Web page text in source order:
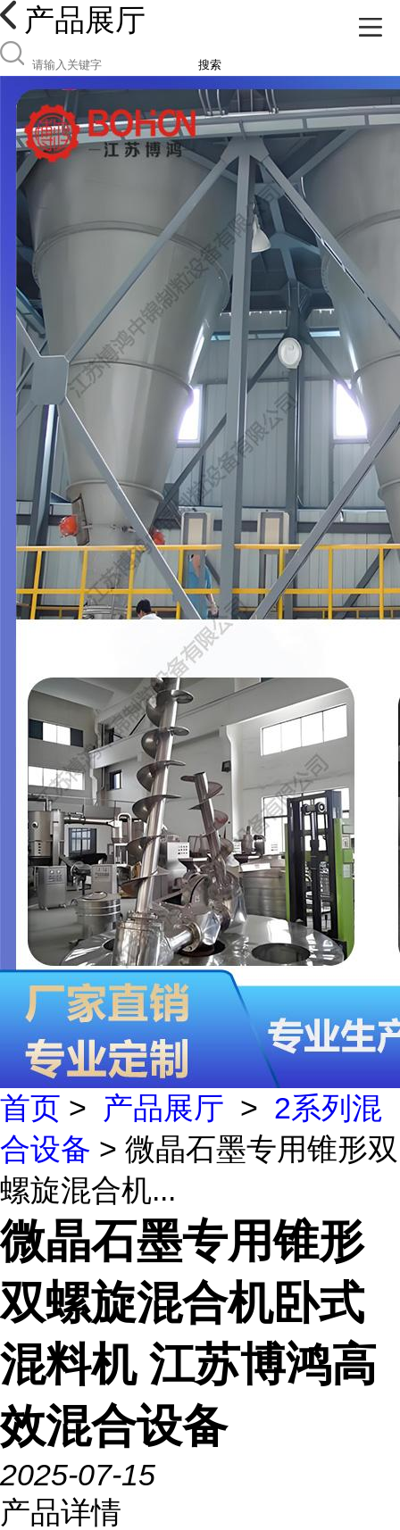
产品展厅
搜索
首页 > 产品展厅 > 2系列混
合设备 > 微晶石墨专用锥形双
螺旋混合机...
微晶石墨专用锥形
双螺旋混合机卧式
混料机 江苏博鸿高
效混合设备
2025-07-15
产品详情